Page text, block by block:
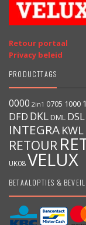
Retour portaal
Privacy beleid
PRODUCTTAGS
0000 2in1 0705 1000
DFD DKL DML DSL
INTEGRA KWL
RETOUR
UK08VELUX
BETAALOPTIES &